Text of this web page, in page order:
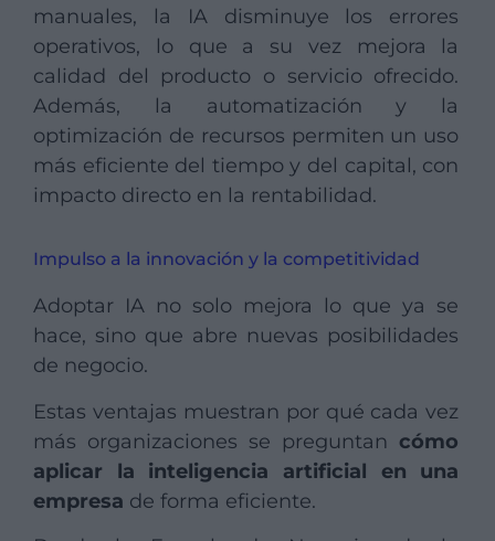
manuales, la IA disminuye los errores
operativos, lo que a su vez mejora la
calidad del producto o servicio ofrecido.
Además, la automatización y la
optimización de recursos permiten un uso
más eficiente del tiempo y del capital, con
impacto directo en la rentabilidad.
Impulso a la innovación y la competitividad
Adoptar IA no solo mejora lo que ya se
hace, sino que abre nuevas posibilidades
de negocio.
Estas ventajas muestran por qué cada vez
más organizaciones se preguntan cómo
aplicar la inteligencia artificial en una
empresa de forma eficiente.